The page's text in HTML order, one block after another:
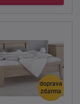
doprava
zdarma